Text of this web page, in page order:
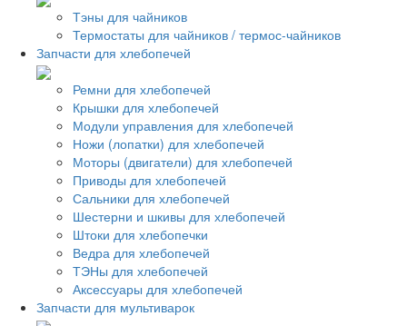
Тэны для чайников
Термостаты для чайников / термос-чайников
Запчасти для хлебопечей
Ремни для хлебопечей
Крышки для хлебопечей
Модули управления для хлебопечей
Ножи (лопатки) для хлебопечей
Моторы (двигатели) для хлебопечей
Приводы для хлебопечей
Сальники для хлебопечей
Шестерни и шкивы для хлебопечей
Штоки для хлебопечки
Ведра для хлебопечей
ТЭНы для хлебопечей
Аксессуары для хлебопечей
Запчасти для мультиварок